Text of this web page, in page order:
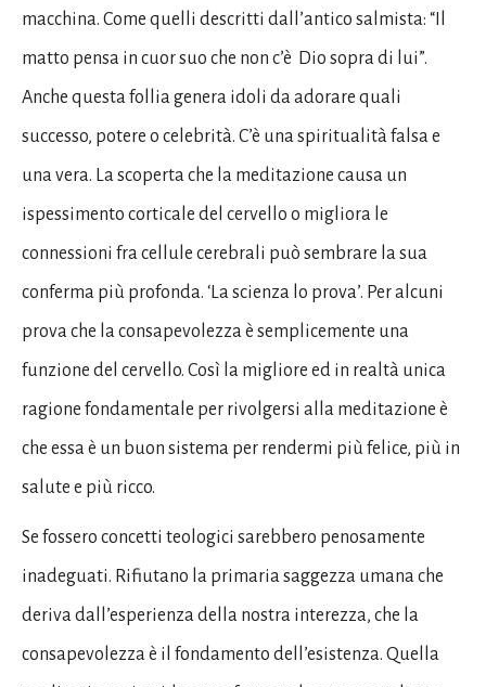
macchina. Come quelli descritti dall’antico salmista: “Il
matto pensa in cuor suo che non c’è Dio sopra di lui”.
Anche questa follia genera idoli da adorare quali
successo, potere o celebrità. C’è una spiritualità falsa e
una vera. La scoperta che la meditazione causa un
ispessimento corticale del cervello o migliora le
connessioni fra cellule cerebrali può sembrare la sua
conferma più profonda. ‘La scienza lo prova’. Per alcuni
prova che la consapevolezza è semplicemente una
funzione del cervello. Così la migliore ed in realtà unica
ragione fondamentale per rivolgersi alla meditazione è
che essa è un buon sistema per rendermi più felice, più in
salute e più ricco.
Se fossero concetti teologici sarebbero penosamente
inadeguati. Rifiutano la primaria saggezza umana che
deriva dall’esperienza della nostra interezza, che la
consapevolezza è il fondamento dell’esistenza. Quella